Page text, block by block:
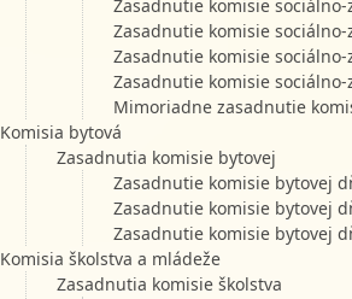
Zasadnutie komisie
Zasadnutie komisie
Zasadnutie komisie
Zasadnutie komisie
Mimoriadne zasadnutie
Komisia bytová
Zasadnutia komisie bytovej
Zasadnutie komisie bytovej
Zasadnutie komisie bytovej
Zasadnutie komisie bytovej
Komisia školstva a mládeže
Zasadnutia komisie školstva